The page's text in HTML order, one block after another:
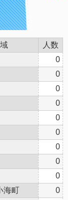
人数
0
0
0
0
0
0
0
0
0
海町
0